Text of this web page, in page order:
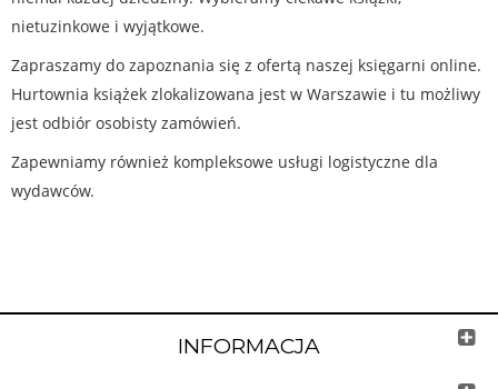
nietuzinkowe i wyjątkowe.
Zapraszamy do zapoznania się z ofertą naszej księgarni online.
Hurtownia książek zlokalizowana jest w Warszawie i tu możliwy
jest odbiór osobisty zamówień.
Zapewniamy również kompleksowe usługi logistyczne dla
wydawców.
INFORMACJA